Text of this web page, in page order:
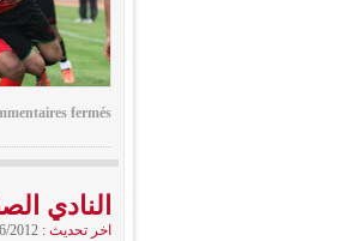
fermés
النادي
اخر تحديث : 07/06/2012